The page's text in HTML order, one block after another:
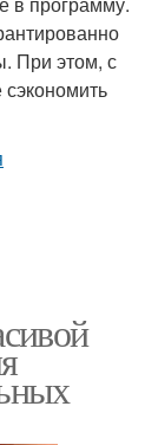
При этом, с